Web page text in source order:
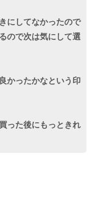
にしてなかったので
ので次は気にして選
かったかなという印
った後にもっときれ